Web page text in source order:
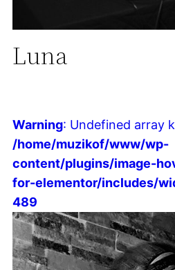
Luna
Warning: Undefined array
/home/muzikof/www/wp-
content/plugins/image-
for-elementor/includes/
489